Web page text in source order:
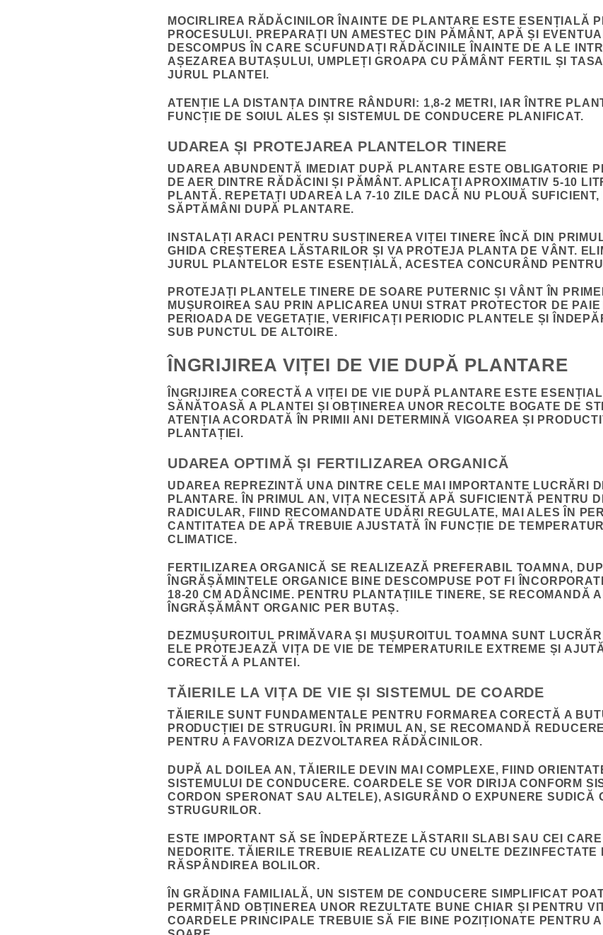
MOCIRLIREA RĂDĂCINILOR ÎNAINTE DE PLANTARE ESTE ESENȚIALĂ
PROCESULUI. PREPARAȚI UN AMESTEC DIN PĂMÂNT, APĂ ȘI
DESCOMPUS ÎN CARE SCUFUNDAȚI RĂDĂCINILE ÎNAINTE DE A LE
AȘEZAREA BUTAȘULUI, UMPLEȚI GROAPA CU PĂMÂNT FERTIL ȘI
JURUL PLANTEI.
ATENȚIE LA DISTANȚA DINTRE RÂNDURI: 1,8-2 METRI, IAR ÎNTRE
FUNCȚIE DE SOIUL ALES ȘI SISTEMUL DE CONDUCERE PLANIFICAT.
UDAREA ȘI PROTEJAREA PLANTELOR TINERE
UDAREA ABUNDENTĂ IMEDIAT DUPĂ PLANTARE ESTE OBLIGATORIE
DE AER DINTRE RĂDĂCINI ȘI PĂMÂNT. APLICAȚI APROXIMATIV 5-10
PLANTĂ. REPETAȚI UDAREA LA 7-10 ZILE DACĂ NU PLOUĂ
SĂPTĂMÂNI DUPĂ PLANTARE.
INSTALAȚI ARACI PENTRU SUSȚINEREA VIȚEI TINERE ÎNCĂ DIN
GHIDA CREȘTEREA LĂSTARILOR ȘI VA PROTEJA PLANTA DE VÂNT.
JURUL PLANTELOR ESTE ESENȚIALĂ, ACESTEA CONCURÂND
PROTEJAȚI PLANTELE TINERE DE SOARE PUTERNIC ȘI VÂNT ÎN
MUȘUROIREA SAU PRIN APLICAREA UNUI STRAT PROTECTOR DE
PERIOADA DE VEGETAȚIE, VERIFICAȚI PERIODIC PLANTELE ȘI
SUB PUNCTUL DE ALTOIRE.
ÎNGRIJIREA VIȚEI DE VIE DUPĂ PLANTARE
ÎNGRIJIREA CORECTĂ A VIȚEI DE VIE DUPĂ PLANTARE ESTE
SĂNĂTOASĂ A PLANTEI ȘI OBȚINEREA UNOR RECOLTE BOGATE DE
ATENȚIA ACORDATĂ ÎN PRIMII ANI DETERMINĂ VIGOAREA ȘI
PLANTAȚIEI.
UDAREA OPTIMĂ ȘI FERTILIZAREA ORGANICĂ
UDAREA REPREZINTĂ UNA DINTRE CELE MAI IMPORTANTE LUCRĂRI
PLANTARE. ÎN PRIMUL AN, VIȚA NECESITĂ APĂ SUFICIENTĂ PENTRU
RADICULAR, FIIND RECOMANDATE UDĂRI REGULATE, MAI ALES ÎN
CANTITATEA DE APĂ TREBUIE AJUSTATĂ ÎN FUNCȚIE DE
CLIMATICE.
FERTILIZAREA ORGANICĂ SE REALIZEAZĂ PREFERABIL TOAMNA,
ÎNGRĂȘĂMINTELE ORGANICE BINE DESCOMPUSE POT FI
18-20 CM ADÂNCIME. PENTRU PLANTAȚIILE TINERE, SE RECOMANDĂ
ÎNGRĂȘĂMÂNT ORGANIC PER BUTAȘ.
DEZMUȘUROITUL PRIMĂVARA ȘI MUȘUROITUL TOAMNA SUNT
ELE PROTEJEAZĂ VIȚA DE VIE DE TEMPERATURILE EXTREME ȘI
CORECTĂ A PLANTEI.
TĂIERILE LA VIȚA DE VIE ȘI SISTEMUL DE COARDE
TĂIERILE SUNT FUNDAMENTALE PENTRU FORMAREA CORECTĂ A
PRODUCȚIEI DE STRUGURI. ÎN PRIMUL AN, SE RECOMANDĂ
PENTRU A FAVORIZA DEZVOLTAREA RĂDĂCINILOR.
DUPĂ AL DOILEA AN, TĂIERILE DEVIN MAI COMPLEXE, FIIND
SISTEMULUI DE CONDUCERE. COARDELE SE VOR DIRIJA CONFORM
CORDON SPERONAT SAU ALTELE), ASIGURÂND O EXPUNERE SUDICĂ
STRUGURILOR.
ESTE IMPORTANT SĂ SE ÎNDEPĂRTEZE LĂSTARII SLABI SAU CEI CARE
NEDORITE. TĂIERILE TREBUIE REALIZATE CU UNELTE DEZINFECTATE
RĂSPÂNDIREA BOLILOR.
ÎN GRĂDINA FAMILIALĂ, UN SISTEM DE CONDUCERE SIMPLIFICAT
PERMIȚÂND OBȚINEREA UNOR REZULTATE BUNE CHIAR ȘI PENTRU
COARDELE PRINCIPALE TREBUIE SĂ FIE BINE POZIȚIONATE PENTRU